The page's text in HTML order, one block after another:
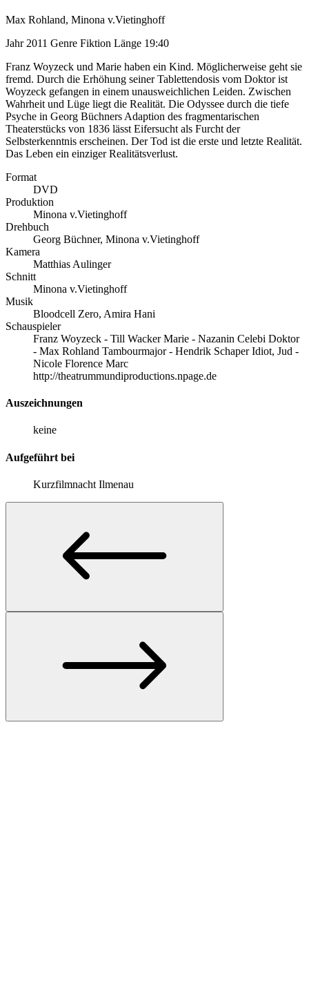
Max Rohland, Minona v.Vietinghoff
Jahr2011 Genre Fiktion Länge 19:40
Franz Woyzeck und Marie haben ein Kind. Möglicherweise geht sie
fremd. Durch die Erhöhung seiner Tablettendosis vom Doktor ist
Woyzeck gefangen in einem unausweichlichen Leiden. Zwischen
Wahrheit und Lüge liegt die Realität. Die Odyssee durch die tiefe
Psyche in Georg Büchners Adaption des fragmentarischen
Theaterstücks von 1836 lässt Eifersucht als Furcht der
Selbsterkenntnis erscheinen. Der Tod ist die erste und letzte Realität.
Das Leben ein einziger Realitätsverlust.
Format
DVD
Produktion
Minona v.Vietinghoff
Drehbuch
Georg Büchner, Minona v.Vietinghoff
Kamera
Matthias Aulinger
Schnitt
Minona v.Vietinghoff
Musik
Bloodcell Zero, Amira Hani
Schauspieler
Franz Woyzeck - Till Wacker Marie - Nazanin Celebi Doktor
- Max Rohland Tambourmajor - Hendrik Schaper Idiot, Jud -
Nicole Florence Marc
http://theatrummundiproductions.npage.de
Auszeichnungen
keine
Aufgeführt bei
Kurzfilmnacht Ilmenau